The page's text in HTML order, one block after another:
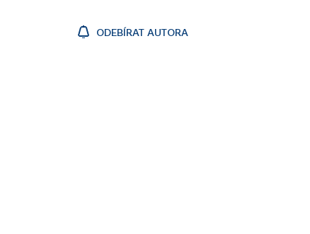
ODEBÍRAT AUTORA